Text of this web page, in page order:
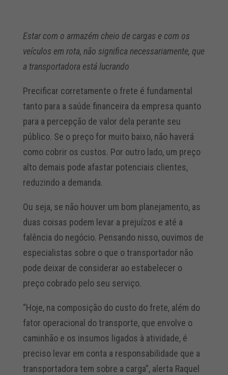
Estar com o armazém cheio de cargas e com os
veículos em rota, não significanecessariamente, que
a transportadora está lucrando
Precificar corretamente o frete é fundamental
tanto para a saúde financeira da empresa quanto
para a percepção de valor dela perante seu
público. Se o preço for muito baixo, não haverá
como cobrir os custos. Por outro lado, um preço
alto demais pode afastar potenciais clientes,
reduzindo a demanda.
Ou seja, se não houver um bom planejamento, as
duas coisas podem levar a prejuízos e até a
falência do negócio. Pensando nisso, ouvimos de
especialistas sobre o que o transportador não
pode deixar de considerar ao estabelecer o
preço cobrado pelo seu serviço.
“Hoje, na composição do custo do frete, além do
fator operacional do transporte, que envolve o
caminhão e os insumos ligados à atividade, é
preciso levar em conta a responsabilidade que a
transportadora tem sobre a carga”, alerta Raquel